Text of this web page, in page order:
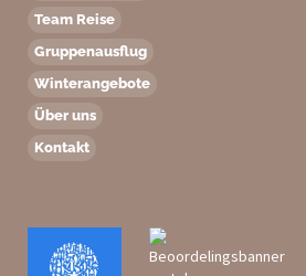
Team Reise
Gruppenausflug
Winterangebote
Über uns
Kontakt